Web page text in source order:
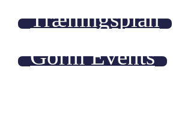
Træningsplan
Gorm Events